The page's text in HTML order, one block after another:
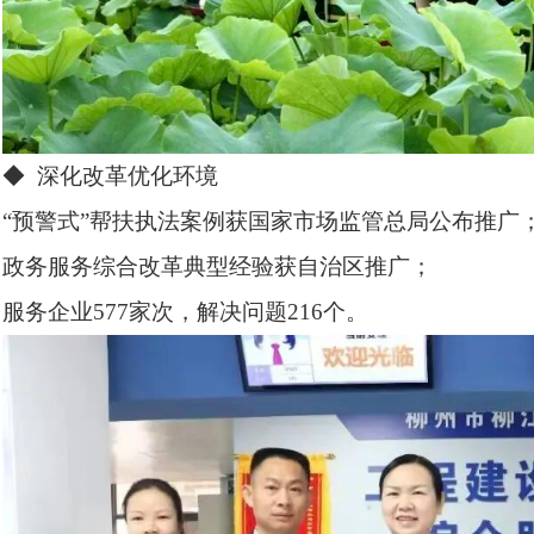
◆ 深化改革优化环境
“预警式”帮扶执法案例获国家市场监管总局公布推广
政务服务综合改革典型经验获自治区推广；
服务企业577家次，解决问题216个。